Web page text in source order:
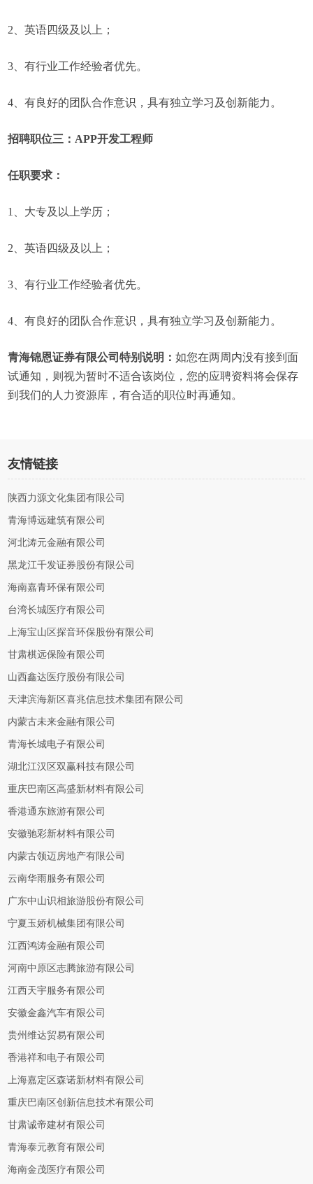
2、英语四级及以上；
3、有行业工作经验者优先。
4、有良好的团队合作意识，具有独立学习及创新能力。
招聘职位三：APP开发工程师
任职要求：
1、大专及以上学历；
2、英语四级及以上；
3、有行业工作经验者优先。
4、有良好的团队合作意识，具有独立学习及创新能力。
青海锦恩证券有限公司特别说明：如您在两周内没有接到面
试通知，则视为暂时不适合该岗位，您的应聘资料将会保存
到我们的人力资源库，有合适的职位时再通知。
友情链接
陕西力源文化集团有限公司
青海博远建筑有限公司
河北涛元金融有限公司
黑龙江千发证券股份有限公司
海南嘉青环保有限公司
台湾长城医疗有限公司
上海宝山区探音环保股份有限公司
甘肃棋远保险有限公司
山西鑫达医疗股份有限公司
天津滨海新区喜兆信息技术集团有限公司
内蒙古未来金融有限公司
青海长城电子有限公司
湖北江汉区双赢科技有限公司
重庆巴南区高盛新材料有限公司
香港通东旅游有限公司
安徽驰彩新材料有限公司
内蒙古领迈房地产有限公司
云南华雨服务有限公司
广东中山识相旅游股份有限公司
宁夏玉娇机械集团有限公司
江西鸿涛金融有限公司
河南中原区志腾旅游有限公司
江西天宇服务有限公司
安徽金鑫汽车有限公司
贵州维达贸易有限公司
香港祥和电子有限公司
上海嘉定区森诺新材料有限公司
重庆巴南区创新信息技术有限公司
甘肃诚帝建材有限公司
青海泰元教育有限公司
海南金茂医疗有限公司